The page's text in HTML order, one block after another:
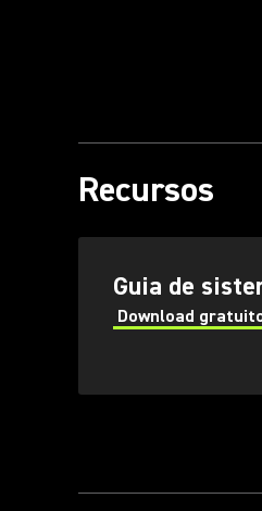
Recursos
Guia de
Download
(Opens in a new